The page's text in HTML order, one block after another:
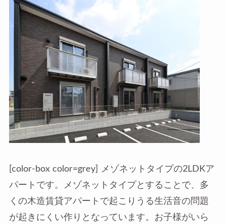
[color-box color=grey] メゾネットタイプの2LDKア
パートです。メゾネットタイプとすることで、多
くの木造賃貸アパートで起こりうる生活音の問題
が起きにくい作りとなっています。お子様がいら